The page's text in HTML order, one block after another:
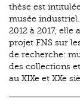
thèse est
musée
2012 à 2017, elle
projet FNS sur
de recherche:
des collections
au XIXe et XXe